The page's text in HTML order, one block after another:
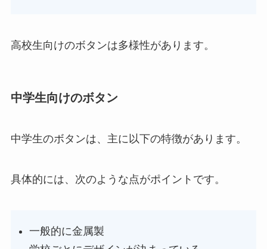
高校生向けのボタンは多様性があります。
中学生向けのボタン
中学生のボタンは、主に以下の特徴があります。
具体的には、次のような点がポイントです。
一般的に金属製